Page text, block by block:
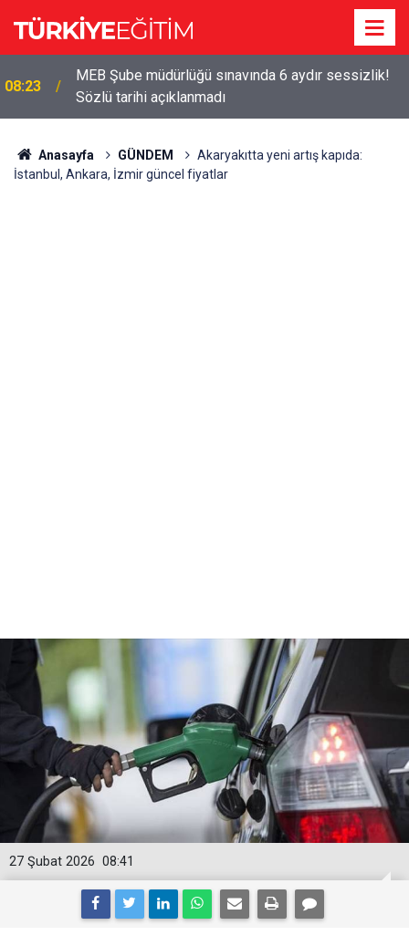
08:23
MEB Şube müdürlüğü sınavında 6 aydır sessizlik!
Sözlü tarihi açıklanmadı
Anasayfa GÜNDEM
Akaryakıtta yeni artış kapıda:
İstanbul, Ankara, İzmir güncel fiyatlar
08:41
27 Şubat 2026